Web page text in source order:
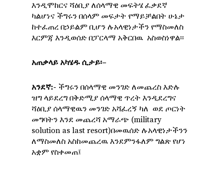
እንዲሞከርና ሻዕቢያ ለሰላማዊ መፍትሄ ፈቃደኛ
ካልሆነና ችግሩን በሰላም መፍታት የማይቻልበት ሁኔታ
ከተፈጠረ በኃይልም ቢሆን ሉአላዊነታችን የማስመለስ
እርምጃ እንዲወሰድ በፓርላማ አቅርበዉ አስወስነዋል፡፡
አጠቃላይ አካሄዱ ሲታይ፡–
አንደኛ:- ችግሩን በሰላማዊ መንገድ ለመጨረስ እድሉ
ዝግ ላይደረግ በቅድሚያ ሰላማዊ ጥረት እንዲደረግና
ሻዕቢያ ሰላማዊዉን መንገድ አሻፈረኝ ካለ ወደ ጦርነት
መግባትን እንደ መጨረሻ አማራጭ (military
solution as last resort)በመዉሰድ ሉአላዊነታችንን
ለማስመለስ አስከመጨረዉ እንደምንፋለም ግልጽ የሆነ
አቋም የስቀመጠ፤